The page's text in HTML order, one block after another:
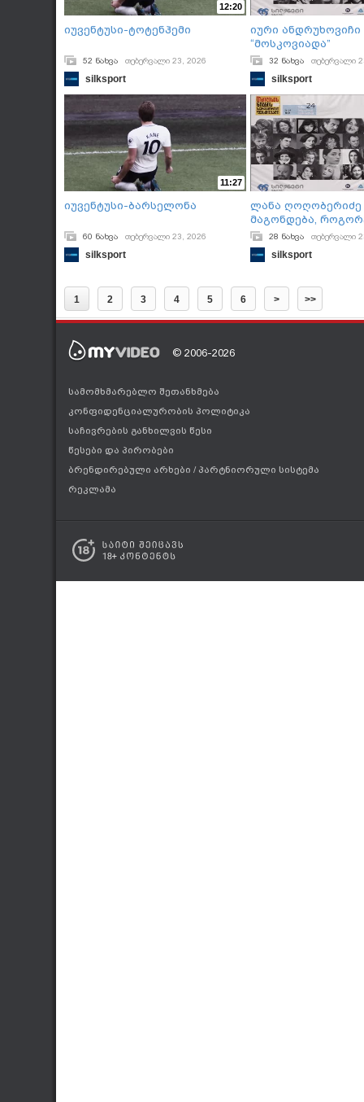
12:20
იუვენტუსი-ტოტენჰემი
52 ნახვა თებერვალი 23, 2026
silksport
იური ანდრუხოვიჩი
“Მოსკოვიადა”
32 ნახვა თებერვალი
silksport
11:27
იუვენტუსი-ბარსელონა
60 ნახვა თებერვალი 23, 2026
silksport
ლანა ღოღობერიძე
Მაგონდება,
Მაგონდება”
28 ნახვა თებერვალი
silksport
1 2 3 4 5 6 > >>
© 2006-2026
სამომხმარებლო შეთანხმება
კონფიდენციალურობის პოლიტიკა
საჩივრების განხილვის წესი
წესები და პირობები
ბრენდირებული არხები / პარტნიორული სისტემა
რეკლამა